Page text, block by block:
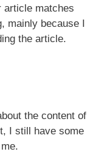
article matches
mainly because I
the article.
the content of
I still have some